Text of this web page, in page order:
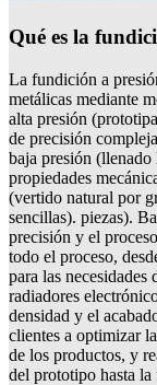
Qué es la
La fundición a
metálicas mediante
alta presión
de precisión
baja presión (llenado
propiedades
(vertido natural por
sencillas). piezas).
precisión y el
todo el proceso,
para las
radiadores
densidad y el
clientes a optimizar
de los productos, y
del prototipo hasta